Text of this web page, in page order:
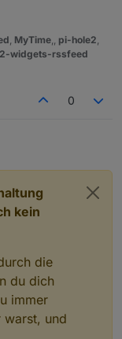
, MyTime,, pi-hole2,
widgets-rssfeed
0
kein
die
du dich
immer
und